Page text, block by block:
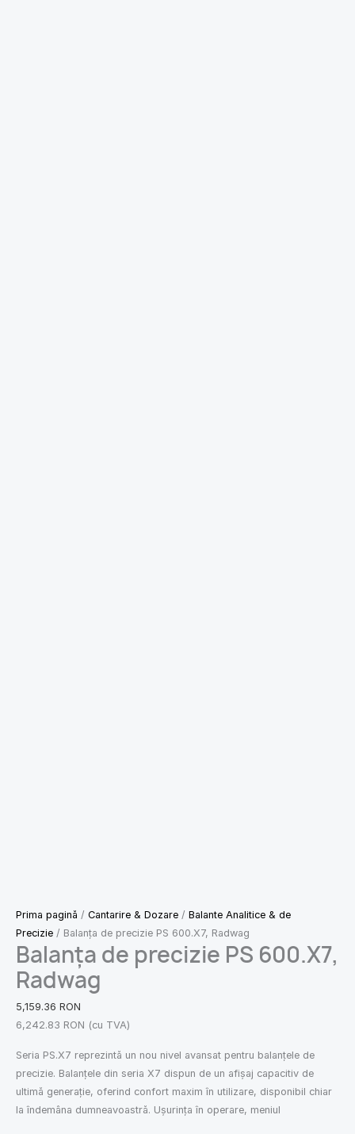
Prima pagină / Cantarire & Dozare / Balante Analitice & de
Precizie / Balanța de precizie PS 600.X7, Radwag
Balanța de precizie PS 600.X7,
Radwag
5,159.36 RON
6,242.83 RON (cu TVA)
Seria PS.X7 reprezintă un nou nivel avansat pentru balanțele de
precizie. Balanțele din seria X7 dispun de un afișaj capacitiv de
ultimă generație, oferind confort maxim în utilizare, disponibil chiar
la îndemâna dumneavoastră. Ușurința în operare, meniul